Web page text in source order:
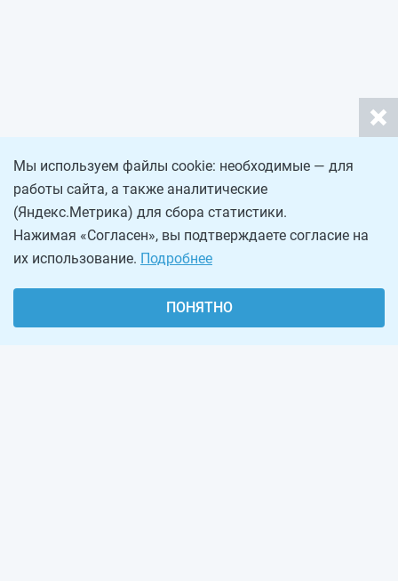
Мы используем файлы cookie: необходимые — для
работы сайта, а также аналитические
(Яндекс.Метрика) для сбора статистики.
Нажимая «Согласен», вы подтверждаете согласие на
их использование. Подробнее
ПОНЯТНО